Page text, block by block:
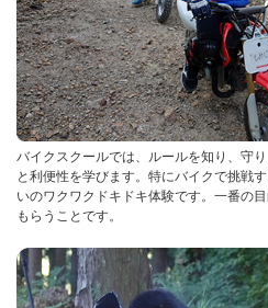
バイクスクールでは、ルールを知り、守
と利便性を学びます。特にバイクで挑戦
いのワクワクドキドキ体験です。一番の
もらうことです。